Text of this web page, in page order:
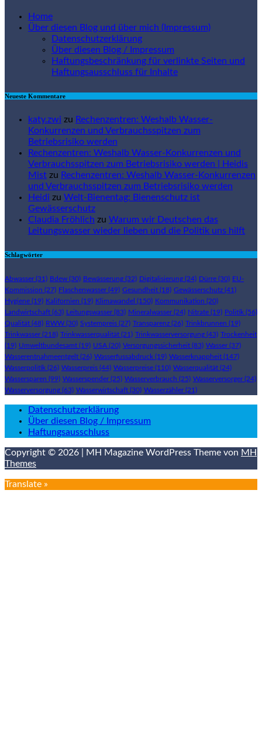
Home
Über diesen Blog und über mich (Impressum)
Datenschutzerklärung
Über diesen Blog / Impressum
Haftungsbeschränkung für verlinkte Seiten und
Haftungsausschluss für Inhalte
Neueste Kommentare
katy.zwi zu Rechenzentren: Weshalb Wasser-
Konkurrenzen und Verbrauchsspitzen zum
Betriebsrisiko werden
Rechenzentren: Weshalb Wasser-Konkurrenzen und
Verbrauchsspitzen zum Betriebsrisiko werden | Heidis
Mist zu Rechenzentren: Weshalb Wasser-Konkurrenzen
und Verbrauchsspitzen zum Betriebsrisiko werden
Heidi zu Welt-Bienentag: Bienenschutz ist
Gewässerschutz
Claudia Fröhlich zu Warum wir Deutschen das
Leitungswasser wieder lieben und die Politik uns hilft
Schlagwörter
Abwasser(31) Bdew (30) Bewässerung (32) Digitalisierung (24) Dürre (30) EU-
Kommission (27) Flaschenwasser(49) Gesundheit (18) Gewässerschutz (41)
Hygiene (19) Kalifornien (19) Klimawandel (150) Kommunikation (20)
Landwirtschaft (63) Leitungswasser(83) Mineralwasser(24) Nitrate (19) Politik (56)
Qualität (48) RWW (30) Systempreis (27) Transparenz (26) Trinkbrunnen (19)
Trinkwasser(218) Trinkwasserqualität (21) Trinkwasserversorgung (43) Trockenheit
(19) Umweltbundesamt (19) USA (20) Versorgungssicherheit (83) Wasser(37)
Wasserentnahmeentgelt (26) Wasserfussabdruck (19) Wasserknappheit (147)
Wasserpolitik (26) Wasserpreis (44) Wasserpreise (110) Wasserqualität (24)
Wassersparen (99) Wasserspender(25) Wasserverbrauch (25) Wasserversorger(24)
Wasserversorgung (63) Wasserwirtschaft (30) Wasserzähler(21)
Datenschutzerklärung
Über diesen Blog / Impressum
Haftungsausschluss
Copyright © 2026 | MH Magazine WordPress Theme von MH
Themes
Translate »